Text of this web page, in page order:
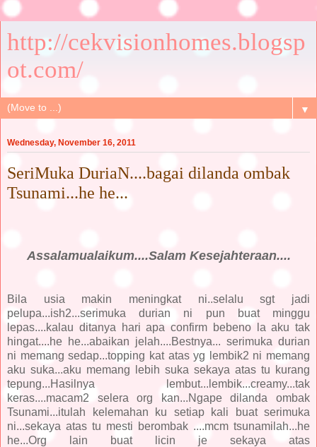
http://cekvisionhomes.blogsp
ot.com/
▼
Wednesday, November 16, 2011
SeriMuka DuriaN....bagai dilanda ombak
Tsunami...he he...
Assalamualaikum....Salam Kesejahteraan....
Bila usia makin meningkat ni..selalu sgt jadi
pelupa...ish2...serimuka durian ni pun buat minggu
lepas....kalau ditanya hari apa confirm bebeno la aku tak
hingat....he he...abaikan jelah....Bestnya... serimuka durian
ni memang sedap...topping kat atas yg lembik2 ni memang
aku suka...aku memang lebih suka sekaya atas tu kurang
tepung...Hasilnya lembut...lembik...creamy...tak
keras....macam2 selera org kan...Ngape dilanda ombak
Tsunami...itulah kelemahan ku setiap kali buat serimuka
ni...sekaya atas tu mesti berombak ....mcm tsunamilah...he
he...Org lain buat licin je sekaya atas